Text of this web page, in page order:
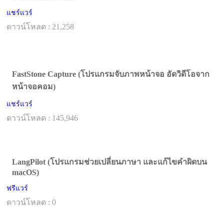
แชร์แวร์
ดาวน์โหลด : 21,258
FastStone Capture (โปรแกรมจับภาพหน้าจอ อัดวิดีโอจาก
หน้าจอคอม)
แชร์แวร์
ดาวน์โหลด : 145,946
LangPilot (โปรแกรมช่วยเปลี่ยนภาษา และแก้ไขคำผิดบน
macOS)
ฟรีแวร์
ดาวน์โหลด : 0